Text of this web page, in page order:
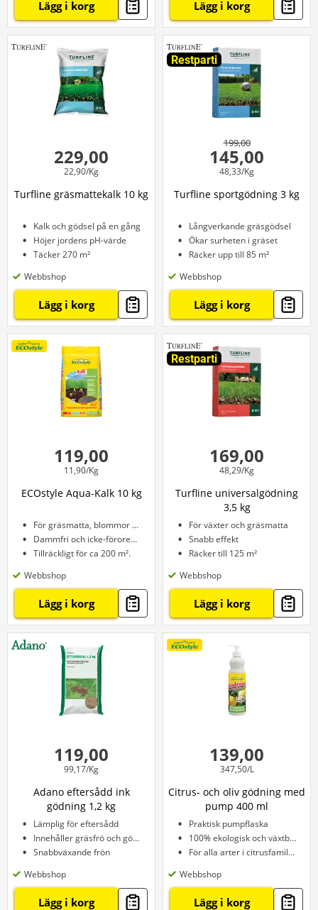
Lägg i korg Lägg i korg
229,00
22,90/Kg
Turfline gräsmattekalk 10 kg
Kalk och gödsel på en gång
Höjer jordens pH-värde
Täcker 270 m²
Webbshop
Lägg i korg
Restparti
199,00
145,00
48,33/Kg
Turfline sportgödning 3 kg
Långverkande gräsgödsel
Ökar surheten i gräset
Räcker upp till 85 m²
Webbshop
Lägg i korg
119,00
11,90/Kg
ECOstyle Aqua-Kalk 10 kg
För gräsmatta, blommor och mycket mer.
Dammfri och icke-förorenande
Tillräckligt för ca 200 m².
Webbshop
Lägg i korg
Restparti
169,00
48,29/Kg
Turfline universalgödning
3,5 kg
För växter och gräsmatta
Snabb effekt
Räcker till 125 m²
Webbshop
Lägg i korg
119,00
99,17/Kg
Adano eftersådd ink
gödning 1,2 kg
Lämplig för eftersådd
Innehåller gräsfrö och gödningsmedel
Snabbväxande frön
Webbshop
Lägg i korg
139,00
347,50/L
Citrus- och oliv gödning med
pump 400 ml
Praktisk pumpflaska
100% ekologisk och växtbaserad
För alla arter i citrusfamiljen
Webbshop
Lägg i korg